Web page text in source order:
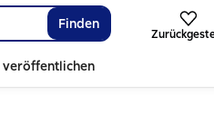
Finden
veröffentlichen